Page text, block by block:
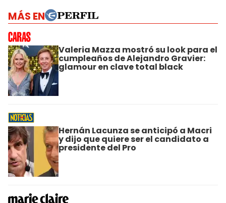
MÁS EN
Valeria Mazza mostró su look para el
cumpleaños de Alejandro Gravier:
glamour en clave total black
Hernán Lacunza se anticipó a Macri
y dijo que quiere ser el candidato a
presidente del Pro